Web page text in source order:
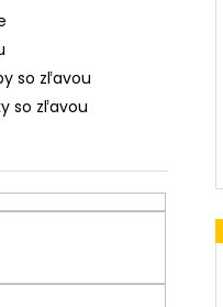
so zľavou
so zľavou